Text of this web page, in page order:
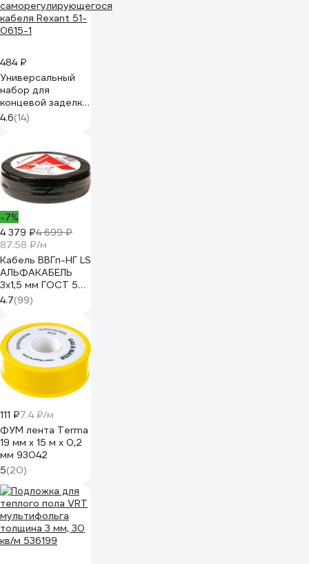
484 ₽
Универсальный
набор для
концевой заделки
саморегулирующегося
кабеля Rexant 51-
4.6(14)
-7%
4 379 ₽4 699 ₽
87.58 ₽/м
Кабель ВВГп-НГ LS
АЛЬФАКАБЕЛЬ
3х1,5 мм ГОСТ 50
м 05190
4.7(99)
111 ₽7.4 ₽/м
ФУМ лента Terma
19 мм х 15 м х 0,2
мм 93042
5(20)